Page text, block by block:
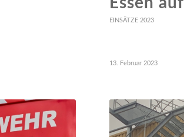
EINSÄTZE 2023
13. Februar 2023